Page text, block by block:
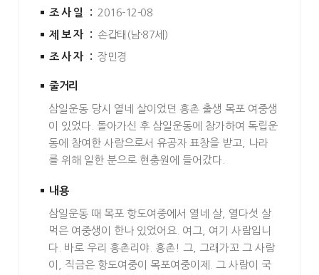
조사일 : 2016-12-08
제보자 : 손갑태(남·87세)
조사자 : 장민경
줄거리
삼일운동 당시 열네 살이었던 흥촌 출생 목포 여중생
이 있었다. 돌아가신 후 삼일운동에 참가하여 독립운
동에 참여한 사람으로서 유공자 표창을 받고, 나라
를 위해 일한 분으로 현충원에 들어갔다.
내용
삼일운동 때 목포 항도여중에서 열네 살, 열다섯 살
먹은 여중생이 한나 있었어요. 여그, 여기 사람입니
다. 바로 우리 흥촌리야. 흥촌! 그, 그래가꼬 그 사람
이, 직금은 항도여중이 목포여중이제. 그 사람이 국